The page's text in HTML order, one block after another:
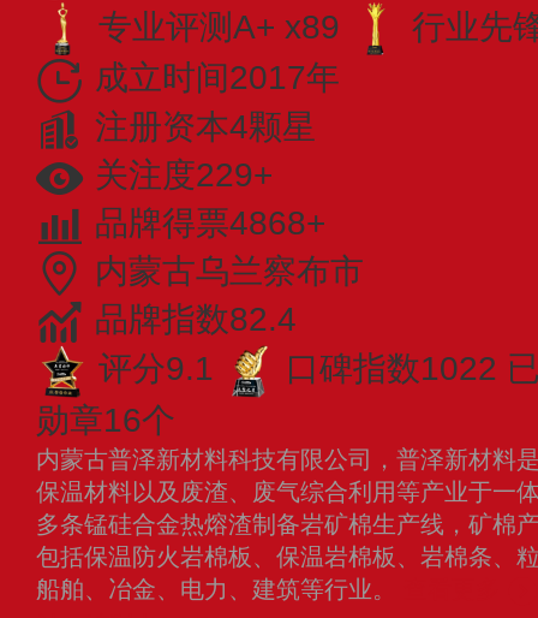
专业评测A+ x89
行业先
成立时间2017年
注册资本4颗星
关注度229+
品牌得票4868+
内蒙古乌兰察布市
品牌指数82.4
评分9.1
口碑指数1022
勋章16个
内蒙古普泽新材料科技有限公司，普泽新材料
保温材料以及废渣、废气综合利用等产业于一
多条锰硅合金热熔渣制备岩矿棉生产线，矿棉
包括保温防火岩棉板、保温岩棉板、岩棉条、
船舶、冶金、电力、建筑等行业。